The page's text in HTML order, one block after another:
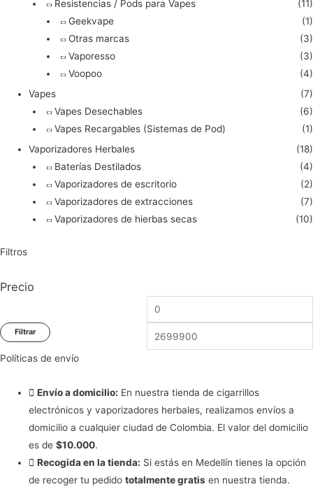
Resistencias / Pods para Vapes
(11)
Geekvape
(1)
Otras marcas
(3)
Vaporesso
(3)
Voopoo
(4)
Vapes
(7)
Vapes Desechables
(6)
Vapes Recargables (Sistemas de Pod)
(1)
Vaporizadores Herbales
(18)
Baterías Destilados
(4)
Vaporizadores de escritorio
(2)
Vaporizadores de extracciones
(7)
Vaporizadores de hierbas secas
(10)
Filtros
Precio
Precio
mínimo
Filtrar
Políticas de envío
Envío a domicilio: En nuestra tienda de cigarrillos
electrónicos y vaporizadores herbales, realizamos envíos a
domicilio a cualquier ciudad de Colombia. El valor del domicilio
es de$10.000.
Recogida en la tienda: Si estás en Medellín tienes la opción
de recoger tu pedidototalmente gratis en nuestra tienda.